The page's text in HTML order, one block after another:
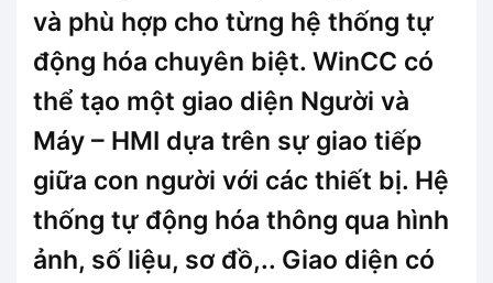
và phù hợp cho từng hệ thống tự
động hóa chuyên biệt. WinCC có
thể tạo một giao diện Người và
Máy – HMI dựa trên sự giao tiếp
giữa con người với các thiết bị. Hệ
thống tự động hóa thông qua hình
ảnh, số liệu, sơ đồ,.. Giao diện có